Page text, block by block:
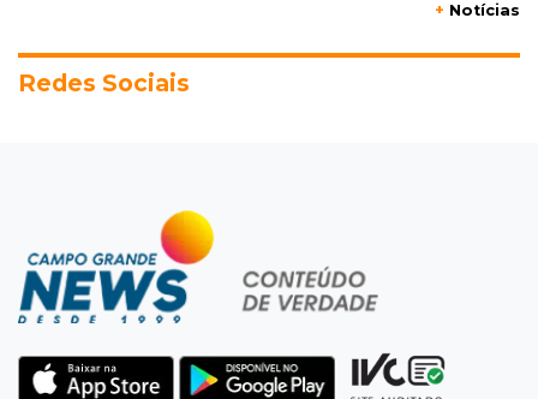
milhões por mês com silvicultura
07:54Ruas bloqueadas
Campo Grande tem quatro interdições no
trânsito neste domingo
07:45 Dia dos Pais
+ Notícias
Redes Sociais